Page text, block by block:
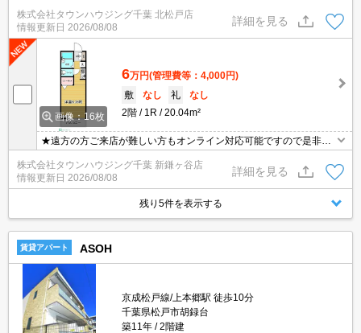
度ご相談くださいませ！お部屋探しはタウンハウジングにお任せ下
さい★
株式会社タウンハウジング千葉 北松戸店
情報更新日 2026/08/08
詳細を見る
画像：16枚
6万円(管理費等：4,000円)
敷
なし 礼
なし
2階
1R 20.04m²
★遠方の方ご来店が難しい方もオンライン対応可能ですので是非一
度ご相談くださいませ！お部屋探しはタウンハウジングにお任せ下
さい★
株式会社タウンハウジング千葉 新鎌ヶ谷店
情報更新日 2026/08/08
詳細を見る
残り5件を表示する
賃貸アパート ASOH
京成松戸線/上本郷駅 徒歩10分
千葉県松戸市胡録台
築11年
2階建